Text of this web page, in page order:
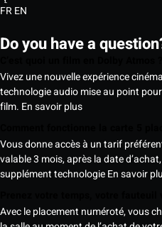
FREN
Do you have a
Vivez une nouvelle expérience
technologie audio mise au point
film. En savoir plus
Vous donne accès à un tarif
valable 3 mois, après la date
supplément technologieEn savoir
Avec le placement numéroté, vous